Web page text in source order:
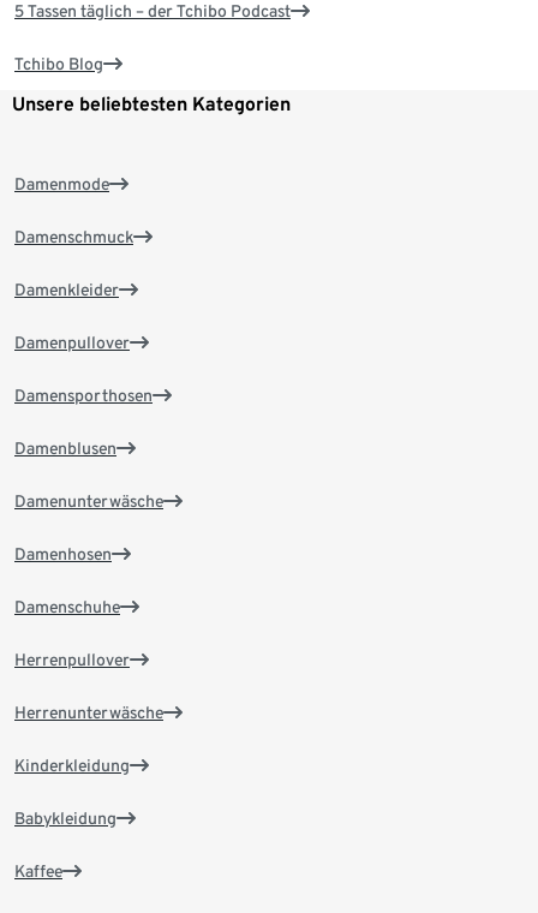
5 Tassen täglich – der Tchibo Podcast
Tchibo Blog
Unsere beliebtesten Kategorien
Damenmode
Damenschmuck
Damenkleider
Damenpullover
Damensporthosen
Damenblusen
Damenunterwäsche
Damenhosen
Damenschuhe
Herrenpullover
Herrenunterwäsche
Kinderkleidung
Babykleidung
Kaffee